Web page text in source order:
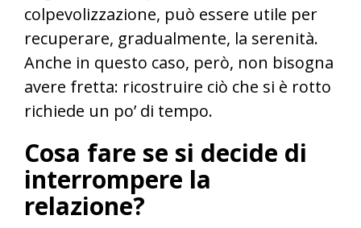
colpevolizzazione, può essere utile per
recuperare, gradualmente, la serenità.
Anche in questo caso, però, non bisogna
avere fretta: ricostruire ciò che si è rotto
richiede un po’ di tempo.
Cosa fare se si decide di
interrompere la
relazione?